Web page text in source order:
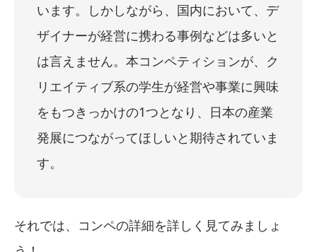
います。しかしながら、国内において、デ
ザイナーが経営に携わる事例などは多いと
は言えません。本コンペティションが、ク
リエイティブ系の学生が経営や事業に興味
をもつきっかけの1つとなり、日本の産業
発展につながってほしいと期待されていま
す。
それでは、コンペの詳細を詳しく見てみましょ